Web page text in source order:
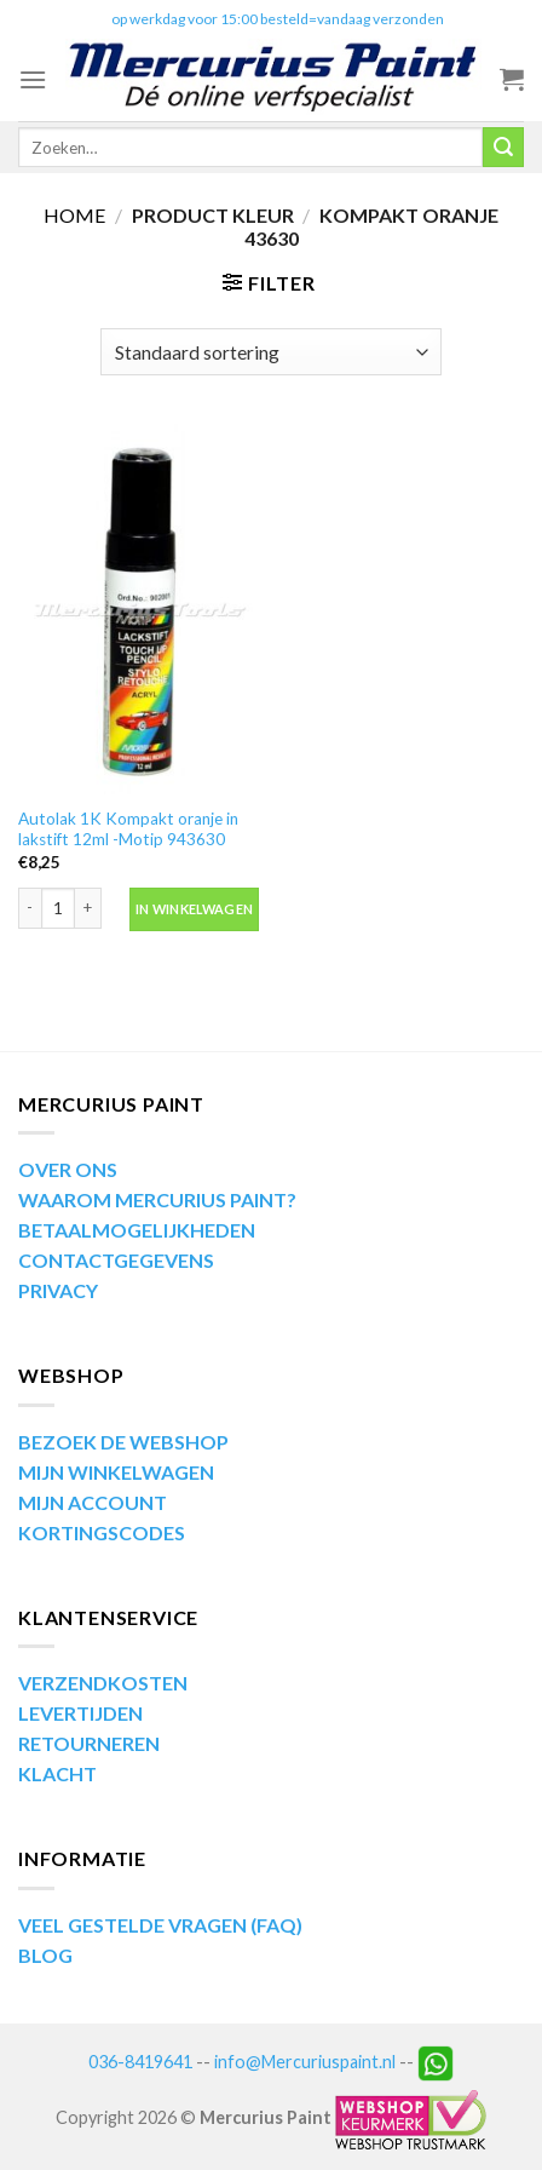
content
op werkdag voor 15:00 besteld=vandaag verzonden
Zoeken
HOME / PRODUCT KLEUR / KOMPAKT ORANJE
43630
FILTER
Autolak 1K Kompakt oranje in
lakstift 12ml -Motip 943630
€8,25
IN WINKELWAGEN
MERCURIUS PAINT
OVER ONS
WAAROM MERCURIUS PAINT?
BETAALMOGELIJKHEDEN
CONTACTGEGEVENS
PRIVACY
WEBSHOP
BEZOEK DE WEBSHOP
MIJN WINKELWAGEN
MIJN ACCOUNT
KORTINGSCODES
KLANTENSERVICE
VERZENDKOSTEN
LEVERTIJDEN
RETOURNEREN
KLACHT
INFORMATIE
VEEL GESTELDE VRAGEN (FAQ)
BLOG
036-8419641 -- info@Mercuriuspaint.nl --
Copyright 2026 © Mercurius Paint